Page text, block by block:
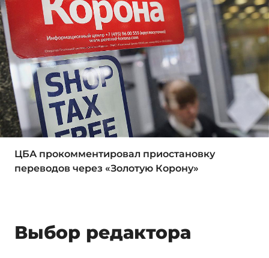
ЦБА прокомментировал приостановку
переводов через «Золотую Корону»
Выбор редактора